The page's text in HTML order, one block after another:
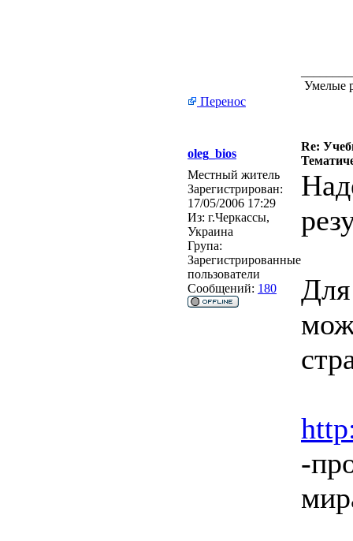
Умелые
Перенос
oleg_bios
Re:
Местный житель
Зарегистрирован:
17/05/2006 17:29
Из: г.Черкассы,
Украина
Група:
Зарегистрированные
пользователи
Сообщений: 180
Для
-